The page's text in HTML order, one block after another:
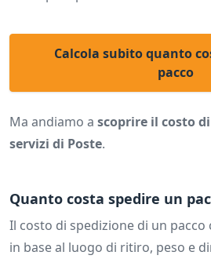
Calcola subito quanto
pacco
Ma andiamo a scoprire il costo
servizi di Poste.
Quanto costa spedire un
Il costo di spedizione di un pacco
in base al luogo di ritiro, peso e